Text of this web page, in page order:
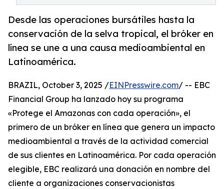
Desde las operaciones bursátiles hasta la
conservación de la selva tropical, el bróker en
línea se une a una causa medioambiental en
Latinoamérica.
BRAZIL, October 3, 2025 /EINPresswire.com/ -- EBC
Financial Group ha lanzado hoy su programa
«Protege el Amazonas con cada operación», el
primero de un bróker en línea que genera un impacto
medioambiental a través de la actividad comercial
de sus clientes en Latinoamérica. Por cada operación
elegible, EBC realizará una donación en nombre del
cliente a organizaciones conservacionistas